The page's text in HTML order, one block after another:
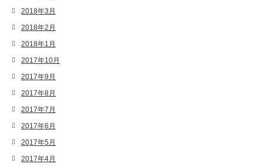
2018年3月
2018年2月
2018年1月
2017年10月
2017年9月
2017年8月
2017年7月
2017年6月
2017年5月
2017年4月